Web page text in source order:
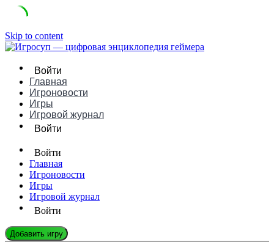
Skip to content
Войти
Главная
Игроновости
Игры
Игровой журнал
Войти
Войти
Главная
Игроновости
Игры
Игровой журнал
Войти
Добавить игру